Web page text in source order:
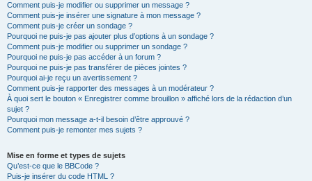
Comment puis-je modifier ou supprimer un message ?
Comment puis-je insérer une signature à mon message ?
Comment puis-je créer un sondage ?
Pourquoi ne puis-je pas ajouter plus d’options à un sondage ?
Comment puis-je modifier ou supprimer un sondage ?
Pourquoi ne puis-je pas accéder à un forum ?
Pourquoi ne puis-je pas transférer de pièces jointes ?
Pourquoi ai-je reçu un avertissement ?
Comment puis-je rapporter des messages à un modérateur ?
À quoi sert le bouton « Enregistrer comme brouillon » affiché lors de la rédaction d’un
sujet ?
Pourquoi mon message a-t-il besoin d’être approuvé ?
Comment puis-je remonter mes sujets ?
Mise en forme et types de sujets
Qu’est-ce que le BBCode ?
Puis-je insérer du code HTML ?